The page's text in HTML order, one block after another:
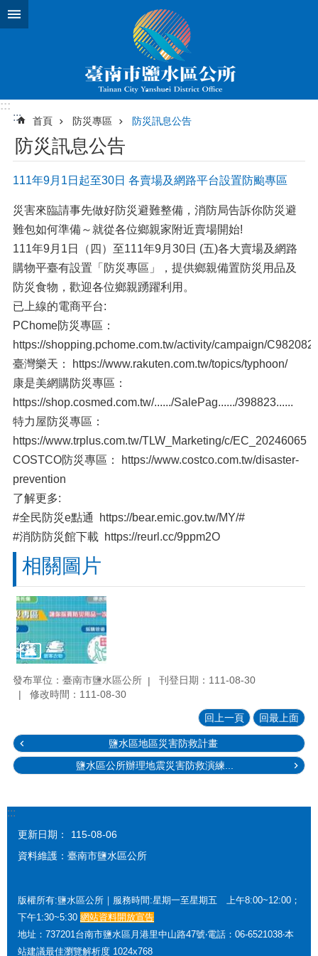
跳到主要內容區塊
:::
:::
首頁 防災專區 防災訊息公告
防災訊息公告
111年9月1日起至30日 各賣場及網路平台設置防颱專區
災害來臨請事先做好防災避難整備，消防局告訴你防災避
難包如何準備～就從各位鄉親家附近賣場開始!
111年9月1日（四）至111年9月30日 (五)各大賣場及網路
購物平臺有設置「防災專區」，提供鄉親備置防災用品及
防災食物，歡迎各位鄉親踴躍利用。
已上線的電商平台:
PChome防災專區：
https://shopping.pchome.com.tw/activity/campaign/
臺灣樂天： https://www.rakuten.com.tw/topics/typhoon/
康是美網購防災專區：
https://shop.cosmed.com.tw/....../SalePag....../398823......
特力屋防災專區：
https://www.trplus.com.tw/TLW_Marketing/c/EC_20246065
COSTCO防災專區： https://www.costco.com.tw/disaster-
prevention
了解更多:
#全民防災e點通 https://bear.emic.gov.tw/MY/#
#消防防災館下載 https://reurl.cc/9ppm2O
相關圖片
發布單位：臺南市鹽水區公所
刊登日期：111-08-30
修改時間：111-08-30
回上一頁 回最上面
鹽水區地區災害防救計畫
鹽水區公所辦理地震災害防救演練...
:::
更新日期：
115-08-06
資料維護：臺南市鹽水區公所
版權所有:鹽水區公所｜服務時間:星期一至星期五 上午8:00~12:00；
下午1:30~5:30 網站資料開放宣告
地址：737201台南市鹽水區月港里中山路47號‧電話：06-6521038‧本
站建議最佳瀏覽解析度 1024x768